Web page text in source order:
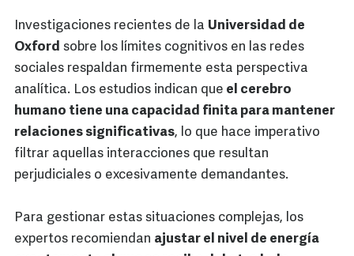
Investigaciones recientes de la Universidad de
Oxford sobre los límites cognitivos en las redes
sociales respaldan firmemente esta perspectiva
analítica. Los estudios indican que el cerebro
humano tiene una capacidad finita para mantener
relaciones significativas, lo que hace imperativo
filtrar aquellas interacciones que resultan
perjudiciales o excesivamente demandantes.
Para gestionar estas situaciones complejas, los
expertos recomiendan ajustar el nivel de energía